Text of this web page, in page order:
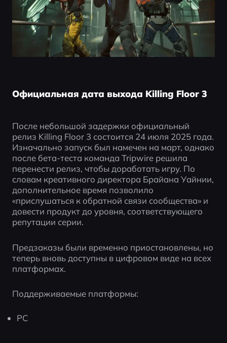
Официальная дата выхода Killing Floor 3
После небольшой задержки официальный
релиз Killing Floor 3 состоится 24 июля 2025 года.
Изначально запуск был намечен на март, однако
после бета-теста команда Tripwire решила
перенести релиз, чтобы доработать игру. По
словам креативного директора Брайана Уайнии,
дополнительное время позволило
«прислушаться к обратной связи сообщества» и
довести продукт до уровня, соответствующего
репутации серии.
Предзаказы были временно приостановлены, но
теперь вновь доступны в цифровом виде на всех
платформах.
Поддерживаемые платформы:
PC